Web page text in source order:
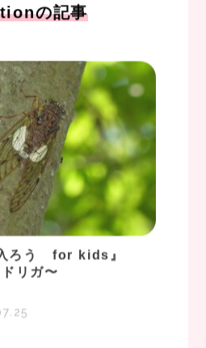
の記事
ろう for kids』
リガ〜